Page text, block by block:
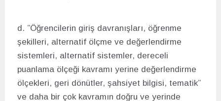
d. ”Öğrencilerin giriş davranışları, öğrenme
şekilleri, alternatif ölçme ve değerlendirme
sistemleri, alternatif sistemler, dereceli
puanlama ölçeği kavramı yerine değerlendirme
ölçekleri, geri dönütler, şahsiyet bilgisi, tematik”
ve daha bir çok kavramın doğru ve yerinde